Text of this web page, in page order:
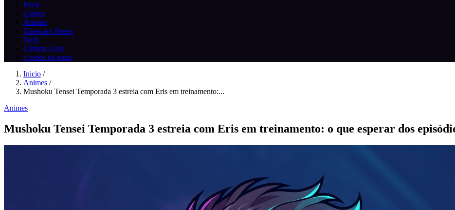
Inicio
Games
Animes
Cinema e Series
Tech
Cultura Geek
// todos os posts
Inicio /
Animes /
Mushoku Tensei Temporada 3 estreia com Eris em treinamento:...
Animes
Mushoku Tensei Temporada 3 estreia com Eris em treinamento: o que esperar dos